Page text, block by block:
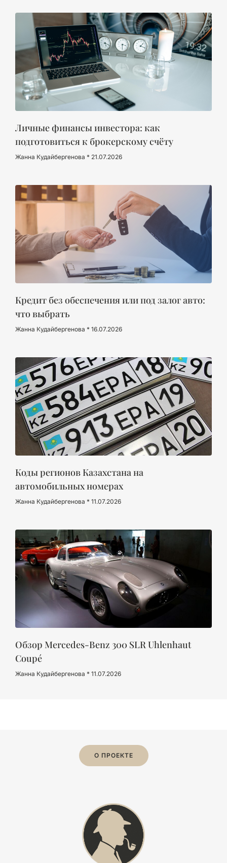
Личные финансы инвестора: как
подготовиться к брокерскому счёту
Жанна Кудайбергенова 21.07.2026
Кредит без обеспечения или под залог авто:
что выбрать
Жанна Кудайбергенова 16.07.2026
Коды регионов Казахстана на
автомобильных номерах
Жанна Кудайбергенова 11.07.2026
Обзор Mercedes-Benz 300 SLR Uhlenhaut
Coupé
Жанна Кудайбергенова 11.07.2026
О ПРОЕКТЕ